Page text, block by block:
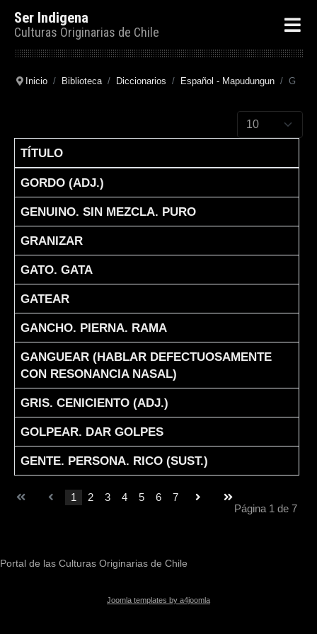
Ser Indigena
Culturas Originarias de Chile
Inicio Biblioteca Diccionarios Español - Mapudungun G
Cantidad a
TÍTULO
GORDO (ADJ.)
GENUINO. SIN MEZCLA. PURO
GRANIZAR
GATO. GATA
GATEAR
GANCHO. PIERNA. RAMA
GANGUEAR (HABLAR DEFECTUOSAMENTE
CON RESONANCIA NASAL)
GRIS. CENICIENTO (ADJ.)
GOLPEAR. DAR GOLPES
GENTE. PERSONA. RICO (SUST.)
Página 1 de 7
1 2 3 4 5 6 7
Portal de las Culturas Originarias de Chile
Joomla templates by a4joomla